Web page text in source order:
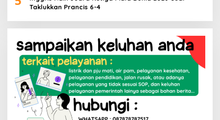
Taklukkan Prancis 6-4